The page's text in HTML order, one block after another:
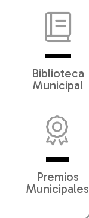
Biblioteca
Municipal
Premios
Municipales